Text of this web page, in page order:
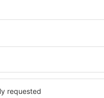
I servizi dell'hotel in
prenotata e dal numero di
usufruire di camere con
condizionata, bollitore per
accesso a Internet
inoltre usufruire di un
pasto al ristorante o
possono anche prenotare
strutture che offrono un